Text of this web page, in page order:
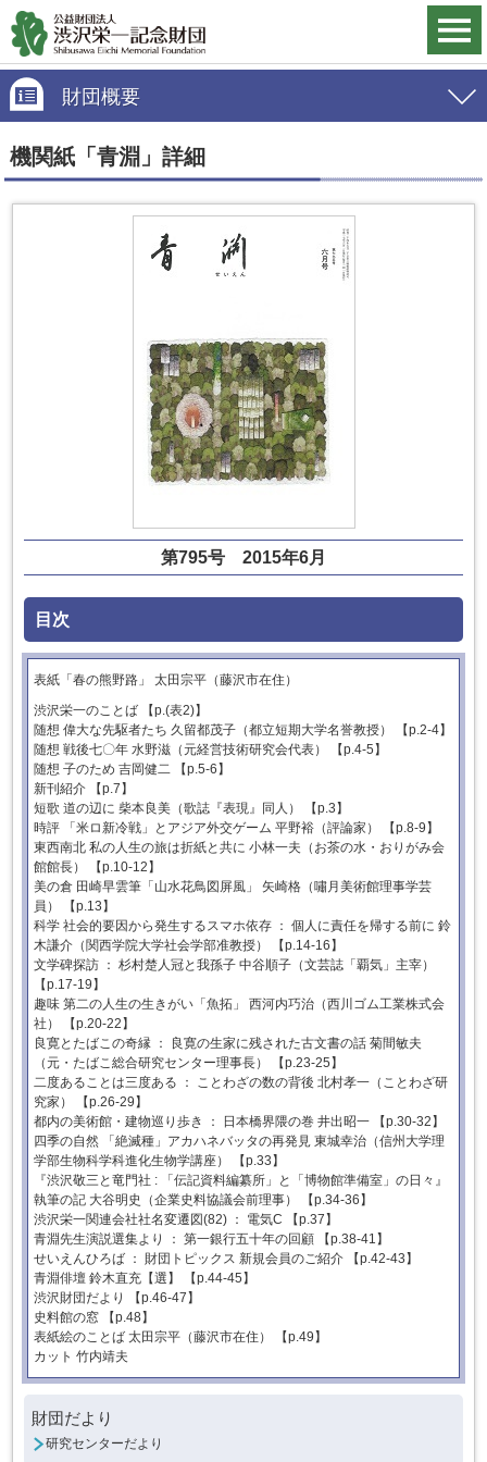
財団概要
機関紙「青淵」詳細
第795号 2015年6月
目次
表紙「春の熊野路」 太田宗平（藤沢市在住）
渋沢栄一のことば 【p.(表2)】
随想 偉大な先駆者たち 久留都茂子（都立短期大学名誉教授） 【p.2-4】
随想 戦後七〇年 水野滋（元経営技術研究会代表） 【p.4-5】
随想 子のため 吉岡健二 【p.5-6】
新刊紹介 【p.7】
短歌 道の辺に 柴本良美（歌誌『表現』同人） 【p.3】
時評 「米ロ新冷戦」とアジア外交ゲーム 平野裕（評論家） 【p.8-9】
東西南北 私の人生の旅は折紙と共に 小林一夫（お茶の水・おりがみ会
館館長） 【p.10-12】
美の倉 田崎早雲筆「山水花鳥図屏風」 矢崎格（嘯月美術館理事学芸
員） 【p.13】
科学 社会的要因から発生するスマホ依存 ： 個人に責任を帰する前に 鈴
木謙介（関西学院大学社会学部准教授） 【p.14-16】
文学碑探訪 ： 杉村楚人冠と我孫子 中谷順子（文芸誌「覇気」主宰）
【p.17-19】
趣味 第二の人生の生きがい「魚拓」 西河内巧治（西川ゴム工業株式会
社） 【p.20-22】
良寛とたばこの奇縁 ： 良寛の生家に残された古文書の話 菊間敏夫
（元・たばこ総合研究センター理事長） 【p.23-25】
二度あることは三度ある ： ことわざの数の背後 北村孝一（ことわざ研
究家） 【p.26-29】
都内の美術館・建物巡り歩き ： 日本橋界隈の巻 井出昭一 【p.30-32】
四季の自然 「絶滅種」アカハネバッタの再発見 東城幸治（信州大学理
学部生物科学科進化生物学講座） 【p.33】
『渋沢敬三と竜門社 : 「伝記資料編纂所」と「博物館準備室」の日々』
執筆の記 大谷明史（企業史料協議会前理事） 【p.34-36】
渋沢栄一関連会社社名変遷図(82) ： 電気C 【p.37】
青淵先生演説選集より ： 第一銀行五十年の回顧 【p.38-41】
せいえんひろば ： 財団トピックス 新規会員のご紹介 【p.42-43】
青淵俳壇 鈴木直充【選】 【p.44-45】
渋沢財団だより 【p.46-47】
史料館の窓 【p.48】
表紙絵のことば 太田宗平（藤沢市在住） 【p.49】
カット 竹内靖夫
財団だより
研究センターだより